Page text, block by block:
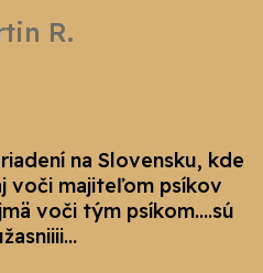
R.
na Slovensku, kde
voči majiteľom psíkov
voči tým psíkom....sú